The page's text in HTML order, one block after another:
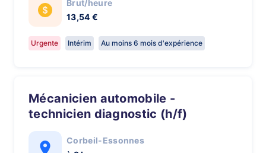
Brut/heure
13,54 €
Urgente Intérim Au moins 6 mois d'expérience
Mécanicien automobile -
technicien diagnostic (h/f)
Corbeil-Essonnes